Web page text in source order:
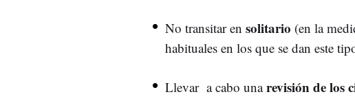
No transitar en solitario (en la
habituales en los que se dan este
Llevar a cabo unarevisión de los